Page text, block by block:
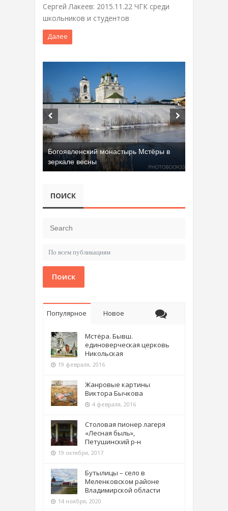
Сергей Лакеев: 2015.11.22 ЧГК среди
школьников и студентов
Далее
Богоявленский монастырь Мстёры в
зеркале весны
ПОИСК
Поиск
Популярное Новое
Мстёра. Бывш.
единоверческая церковь
Никольская
19 февраля, 2016
Жанровые картины
Виктора Бычкова
4 февраля, 2016
Столовая пионер лагеря
«Лесная быль»,
Петушинский р-н
19 октября, 2017
Бутылицы – село в
Меленковском районе
Владимирской области
14 ноября, 2020